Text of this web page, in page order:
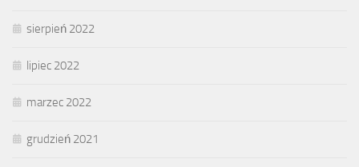
sierpień 2022
lipiec 2022
marzec 2022
grudzień 2021